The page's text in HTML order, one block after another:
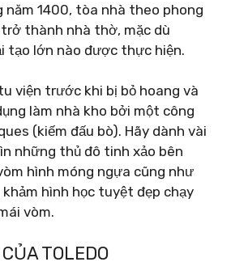
năm 1400, tòa nhà theo phong
thành nhà thờ, mặc dù
tạo lớn nào được thực hiện.
viện trước khi bị bỏ hoang và
làm nhà kho bởi một công
(kiếm đấu bò). Hãy dành vài
những thủ đô tinh xảo bên
hình móng ngựa cũng như
hình học tuyệt đẹp chạy
vòm.
TOLEDO